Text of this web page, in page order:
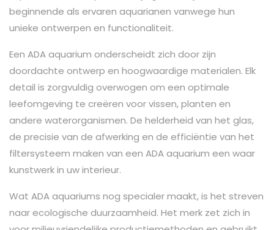
beginnende als ervaren aquarianen vanwege hun
unieke ontwerpen en functionaliteit.
Een ADA aquarium onderscheidt zich door zijn
doordachte ontwerp en hoogwaardige materialen. Elk
detail is zorgvuldig overwogen om een optimale
leefomgeving te creëren voor vissen, planten en
andere waterorganismen. De helderheid van het glas,
de precisie van de afwerking en de efficiëntie van het
filtersysteem maken van een ADA aquarium een waar
kunstwerk in uw interieur.
Wat ADA aquariums nog specialer maakt, is het streven
naar ecologische duurzaamheid. Het merk zet zich in